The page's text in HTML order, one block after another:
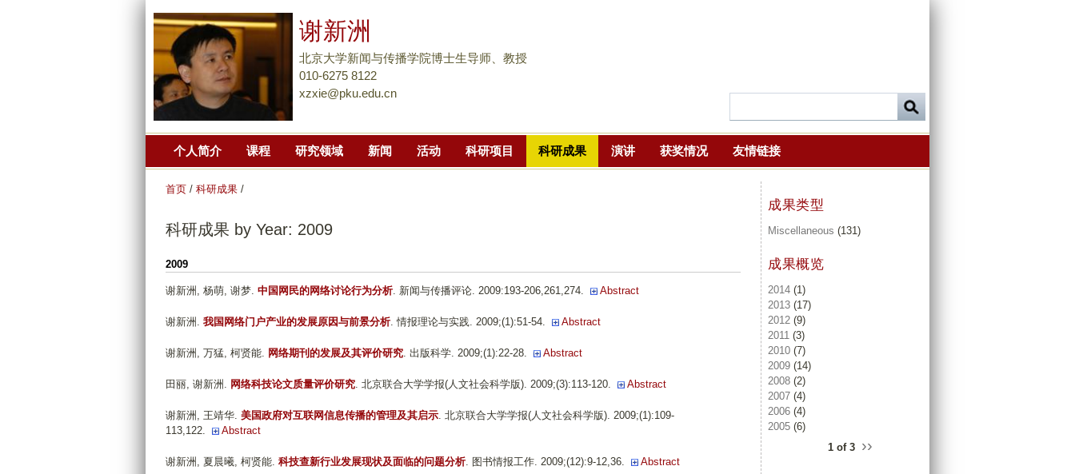
到
主
要
谢新洲
北京大学新闻与传播学院博士生导师、教授
010-6275 8122
xzxie@pku.edu.cn
个人简介 课程 研究领域 新闻 活动 科研项目 科研成果 演讲 获奖情况 友情链接
首页 / 科研成果 /
科研成果 by Year: 2009
2009
谢新洲, 杨萌, 谢梦. 中国网民的网络讨论行为分析. 新闻与传播评论. 2009:193-206,261,274. Abstract
谢新洲 . 我国网络门户产业的发展原因与前景分析. 情报理论与实践. 2009;(1):51-54. Abstract
谢新洲, 万猛, 柯贤能. 网络期刊的发展及其评价研究. 出版科学. 2009;(1):22-28. Abstract
田丽, 谢新洲 . 网络科技论文质量评价研究. 北京联合大学学报(人文社会科学版). 2009;(3):113-120. Abstract
谢新洲, 王靖华. 美国政府对互联网信息传播的管理及其启示. 北京联合大学学报(人文社会科学版). 2009;(1):109-
113,122.
Abstract
谢新洲, 夏晨曦, 柯贤能. 科技查新行业发展现状及面临的问题分析. 图书情报工作. 2009;(12):9-12,36. Abstract
成果类型
Miscellaneous (131)
成果概览
2014 (1)
2013 (17)
2012 (9)
2011 (3)
2010 (7)
2009 (14)
2008 (2)
2007 (4)
2006 (4)
2005 (6)
1 of 3 ››